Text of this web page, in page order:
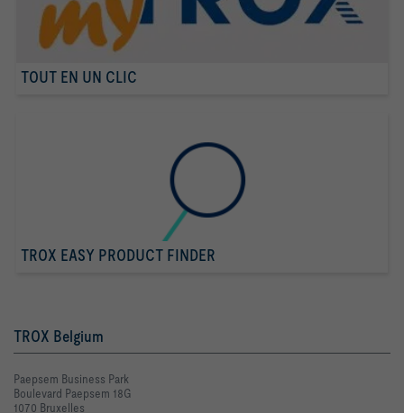
TOUT EN UN CLIC
TROX EASY PRODUCT FINDER
TROX Belgium
Paepsem Business Park
Boulevard Paepsem 18G
1070 Bruxelles